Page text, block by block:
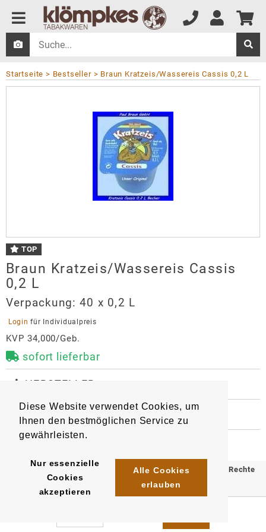
Diese Website verwendet Cookies, um
Ihnen den bestmöglichen Service zu
gewährleisten.
Nur essenzielle
Cookies
akzeptieren
Alle Cookies
erlauben
Startseite Bestseller Braun Kratzeis/Wassereis Cassis 0,2 L
TOP
Braun Kratzeis/Wassereis Cassis
0,2 L
Verpackung:40 x 0,2 L
Login für Individualpreis
KVP 34,000/Geb.
sofort lieferbar
HERSTELLER
Braun Kratzeis/Wassereis Cassis
0,2 L
Hersteller
Spirituosenhersteller
Bachstraße 14
Bad Neuenahr/Heimersheim
https://www.braun-spirituosen.de/index2.html
WEITERE INFORMATIONEN
: 13851
© 2025 Klömpkes Heinrich Inh. Marion Winkels e.K. Alle Rechte
vorbehalten.